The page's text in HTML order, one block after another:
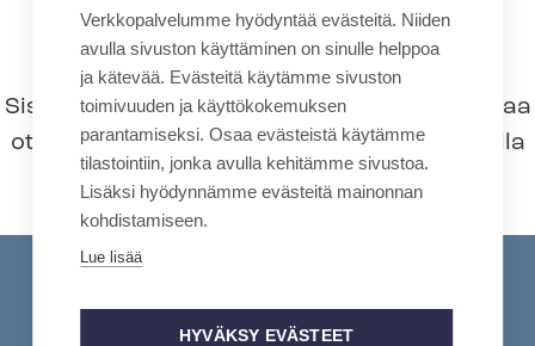
Sisäilmaongelma
Sisäilmaongelmat ja sisäilmaepäily kannattaa
ottaa esiin työ­ter­veys­lää­kä­rin vastaanotolla
ja ilmoittaa epäilystä työnantajalle.
Verkkopalvelumme hyödyntää evästeitä. Niiden
avulla sivuston käyttäminen on sinulle helppoa
ja kätevää. Evästeitä käytämme sivuston
toimivuuden ja käyttökokemuksen
parantamiseksi. Osaa evästeistä käytämme
tilastointiin, jonka avulla kehitämme sivustoa.
Lisäksi hyödynnämme evästeitä mainonnan
kohdistamiseen.
Lue lisää
HYVÄKSY EVÄSTEET